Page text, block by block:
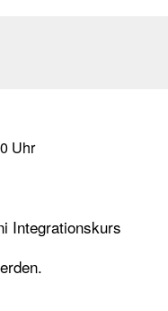
Uhr
Integrationskurs